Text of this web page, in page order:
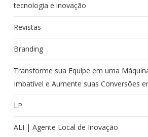
tecnologia e inovação
Revistas
Branding
Transforme sua Equipe em uma
Imbatível e Aumente suas Conversões
LP
ALI | Agente Local de Inovação